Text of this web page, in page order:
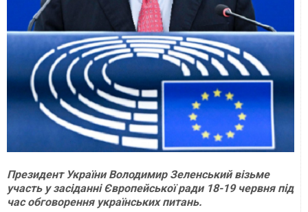
Президент України Володимир Зеленський візьме
участь у засіданні Європейської ради 18-19 червня під
час обговорення українських питань.